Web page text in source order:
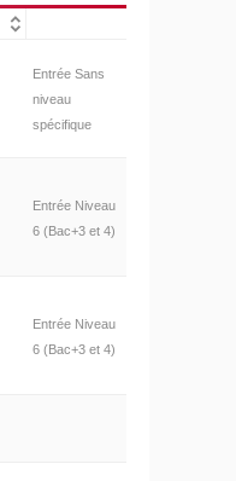
Entrée Sans
niveau
spécifique
Entrée Niveau
6 (Bac+3 et 4)
Entrée Niveau
6 (Bac+3 et 4)